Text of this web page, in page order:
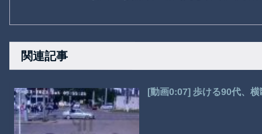
関連記事
[動画0:07] 歩ける90代、